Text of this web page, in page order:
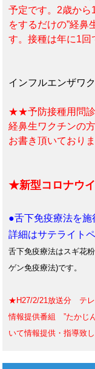
予定です。2歳から
をするだけの”経鼻
す。接種は年に1回
インフルエンザワ
★★予防接種用問診
経鼻生ワクチンの
お書き頂いておりま
★新型コロナウ
●舌下免疫療法を施
詳細はサテライト
舌下免疫療法はスギ花
ゲン免疫療法)です。
★H27/2/21放送分 テ
情報提供番組 ”たかじ
いて情報提供・指導致